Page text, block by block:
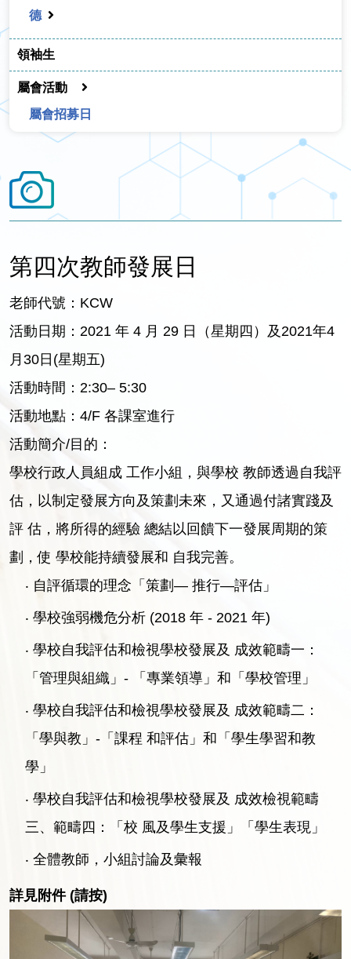
德
領袖生
屬會活動
屬會招募日
第四次教師發展日
老師代號：KCW
活動日期：2021 年 4 月 29 日（星期四）及2021年4
月30日(星期五)
活動時間：2:30– 5:30
活動地點：4/F 各課室進行
活動簡介/目的：
學校行政人員組成 工作小組，與學校 教師透過自我評
估，以制定發展方向及策劃未來，又通過付諸實踐及
評 估，將所得的經驗 總結以回饋下一發展周期的策
劃，使 學校能持續發展和 自我完善。
‧ 自評循環的理念「策劃— 推行—評估」
‧ 學校強弱機危分析 (2018 年 - 2021 年)
‧ 學校自我評估和檢視學校發展及 成效範疇一：
「管理與組織」- 「專業領導」和「學校管理」
‧ 學校自我評估和檢視學校發展及 成效範疇二：
「學與教」-「課程 和評估」和「學生學習和教
學」
‧ 學校自我評估和檢視學校發展及 成效檢視範疇
三、範疇四：「校 風及學生支援」「學生表現」
‧ 全體教師，小組討論及彙報
詳見附件 (請按)